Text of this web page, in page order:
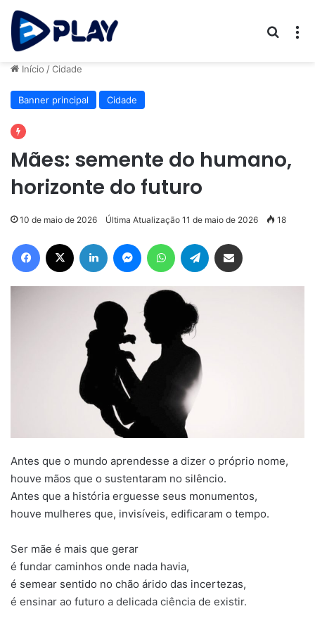
Início /Cidade
Banner principal Cidade
Mães: semente do humano,
horizonte do futuro
10 de maio de 2026 Última Atualização 11 de maio de 2026 18
Facebook Linkedin MessengerWhatsAppTelegram
Antes que o mundo aprendesse a dizer o próprio nome,
houve mãos que o sustentaram no silêncio.
Antes que a história erguesse seus monumentos,
houve mulheres que, invisíveis, edificaram o tempo.
Ser mãe é mais que gerar
é fundar caminhos onde nada havia,
é semear sentido no chão árido das incertezas,
é ensinar ao futuro a delicada ciência de existir.